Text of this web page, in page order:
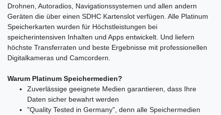
Drohnen, Autoradios, Navigationssystemen und allen andern
Geräten die über einen SDHC Kartenslot verfügen. Alle Platinum
Speicherkarten wurden für Höchstleistungen bei
speicherintensiven Inhalten und Apps entwickelt. Und liefern
höchste Transferraten und beste Ergebnisse mit professionellen
Digitalkameras und Camcordern.
Warum Platinum Speichermedien?
Zuverlässige geeignete Medien garantieren, dass Ihre
Daten sicher bewahrt werden
"Quality Tested in Germany", denn alle Speichermedien